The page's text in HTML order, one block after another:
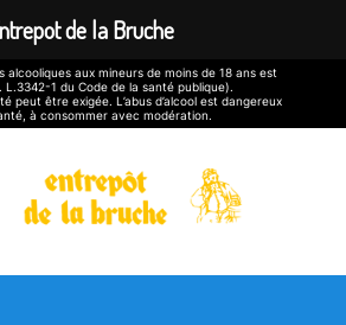
alcooliques aux mineurs de moins de 18 ans est
1 du Code de la santé publique).
peut être exigée. L’abus d’alcool est dangereux
à consommer avec modération.
de la Bruche